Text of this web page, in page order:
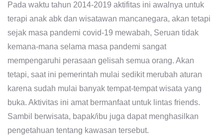
Pada waktu tahun 2014-2019 aktifitas ini awalnya untuk
terapi anak abk dan wisatawan mancanegara, akan tetapi
sejak masa pandemi covid-19 mewabah, Seruan tidak
kemana-mana selama masa pandemi sangat
mempengaruhi perasaan gelisah semua orang. Akan
tetapi, saat ini pemerintah mulai sedikit merubah aturan
karena sudah mulai banyak tempat-tempat wisata yang
buka. Aktivitas ini amat bermanfaat untuk lintas friends.
Sambil berwisata, bapak/ibu juga dapat menghasilkan
pengetahuan tentang kawasan tersebut.